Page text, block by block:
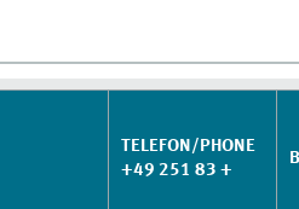
TELEFON/PHONE
+49 251 83 +